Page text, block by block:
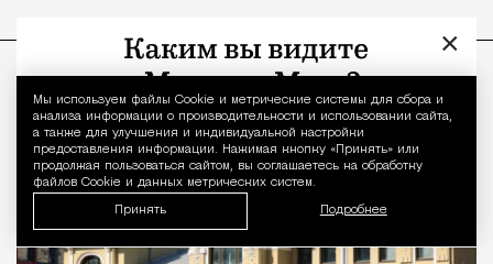
Уведомление
Мы используем файлы Сookie и метрические системы для сбора и
анализа информации о производительности и использовании сайта,
а также для улучшения и индивидуальной настройки
предоставления информации. Нажимая кнопку «Принять» или
продолжая пользоваться сайтом, вы соглашаетесь на обработку
файлов Cookie и данных метрических систем.
Принять Подробнее
×